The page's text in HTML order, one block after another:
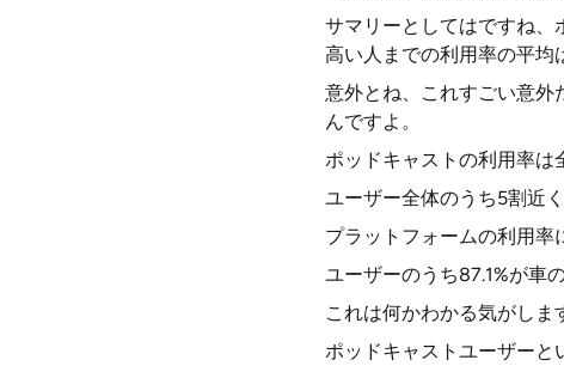
サマリーとしてはですね、
高い人までの利用率の平均
意外とね、これすごい意外
んですよ。
ポッドキャストの利用率は
ユーザー全体のうち5割近
プラットフォームの利用率
ユーザーのうち87.1%が車
これは何かわかる気がしま
ポッドキャストユーザーと